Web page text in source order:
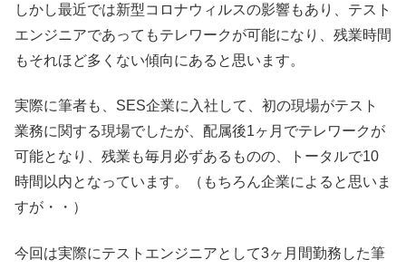
しかし最近では新型コロナウィルスの影響もあり、テスト
エンジニアであってもテレワークが可能になり、残業時間
もそれほど多くない傾向にあると思います。
実際に筆者も、SES企業に入社して、初の現場がテスト
業務に関する現場でしたが、配属後1ヶ月でテレワークが
可能となり、残業も毎月必ずあるものの、トータルで10
時間以内となっています。（もちろん企業によると思いま
すが・・）
今回は実際にテストエンジニアとして3ヶ月間勤務した筆